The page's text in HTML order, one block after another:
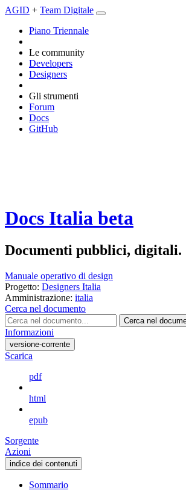
AGID + Team Digitale
Piano Triennale
Le community
Developers
Designers
Gli strumenti
Forum
Docs
GitHub
Docs Italia beta
Documenti pubblici, digitali.
Manuale operativo di design
Progetto: Designers Italia
Amministrazione: italia
Cerca nel documento
Cerca nel
Informazioni
versione-corrente
Scarica
pdf
html
epub
Sorgente
Azioni
indice dei contenuti
Sommario